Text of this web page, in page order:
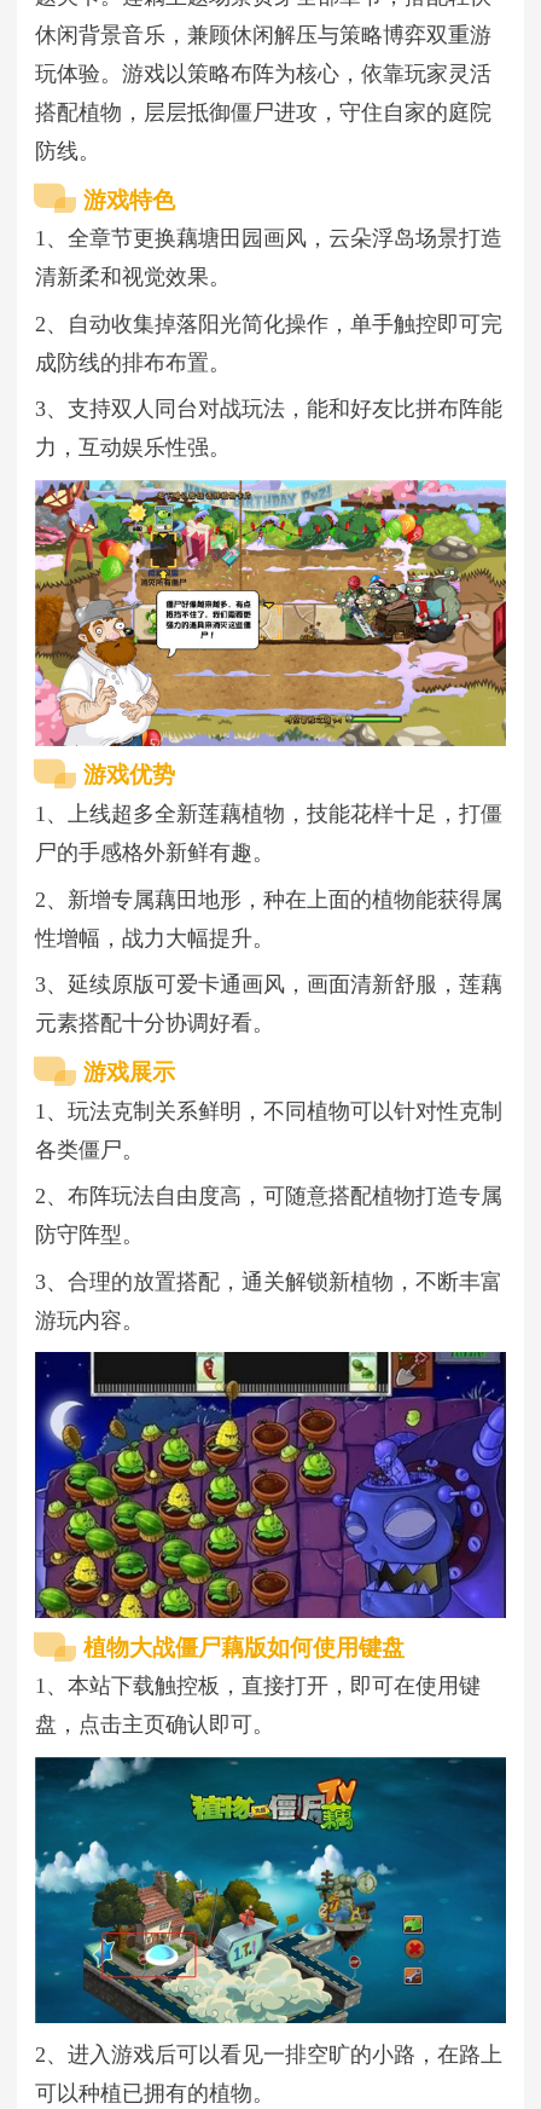
休闲背景音乐，兼顾休闲解压与策略博弈双重游
玩体验。游戏以策略布阵为核心，依靠玩家灵活
搭配植物，层层抵御僵尸进攻，守住自家的庭院
防线。
游戏特色
1、全章节更换藕塘田园画风，云朵浮岛场景打造
清新柔和视觉效果。
2、自动收集掉落阳光简化操作，单手触控即可完
成防线的排布布置。
3、支持双人同台对战玩法，能和好友比拼布阵能
力，互动娱乐性强。
游戏优势
1、上线超多全新莲藕植物，技能花样十足，打僵
尸的手感格外新鲜有趣。
2、新增专属藕田地形，种在上面的植物能获得属
性增幅，战力大幅提升。
3、延续原版可爱卡通画风，画面清新舒服，莲藕
元素搭配十分协调好看。
游戏展示
1、玩法克制关系鲜明，不同植物可以针对性克制
各类僵尸。
2、布阵玩法自由度高，可随意搭配植物打造专属
防守阵型。
3、合理的放置搭配，通关解锁新植物，不断丰富
游玩内容。
植物大战僵尸藕版如何使用键盘
1、本站下载触控板，直接打开，即可在使用键
盘，点击主页确认即可。
2、进入游戏后可以看见一排空旷的小路，在路上
可以种植已拥有的植物。